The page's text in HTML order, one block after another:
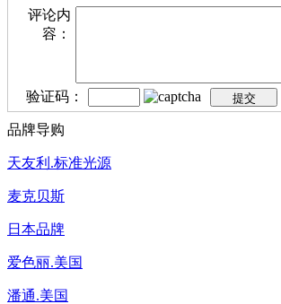
评论内
容：
验证码：
品牌导购
天友利.标准光源
麦克贝斯
日本品牌
爱色丽.美国
潘通.美国